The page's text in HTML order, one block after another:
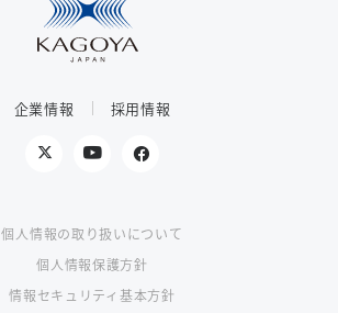
企業情報 採用情報
個人情報の取り扱いについて
個人情報保護方針
情報セキュリティ基本方針